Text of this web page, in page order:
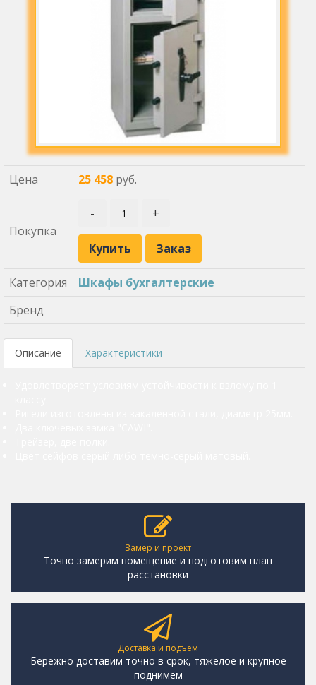
Цена 25 458 руб.
Покупка
- +
Купить Заказ
Категория
Шкафы бухгалтерские
Бренд
Описание Характеристики
Замер и проект
Точно замерим помещение и подготовим план
расстановки
Доставка и подъем
Бережно доставим точно в срок, тяжелое и крупное
поднимем